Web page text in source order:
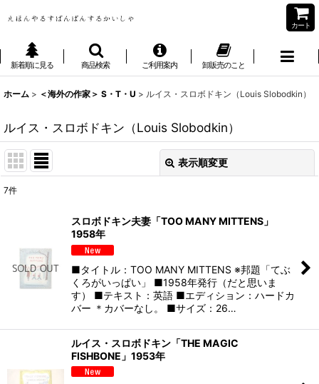
カート
新着順に見る 商品検索 ご利用案内 卸販売のこと
ホーム > ＜海外の作家＞ S・T・U > ルイス・スロボドキン（Louis Slobodkin）
ルイス・スロボドキン（Louis Slobodkin）
表示順変更
絞り込む
7件
スロボドキン夫妻「TOO MANY MITTENS」
1958年
■タイトル：TOO MANY MITTENS ※邦題「てぶ
くろがいっぱい」 ■1958年発行（だと思いま
す） ■テキスト：英語 ■エディション：ハードカ
バー ＊カバーなし。 ■サイズ：26…
ルイス・スロボドキン「THE MAGIC
FISHBONE」1953年